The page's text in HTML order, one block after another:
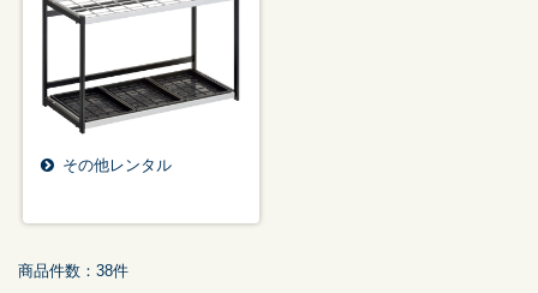
その他レンタル
商品件数：38件